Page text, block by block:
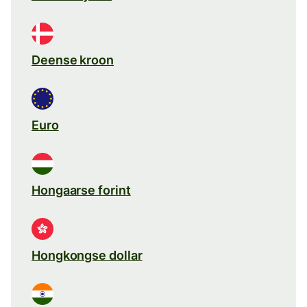
Deense kroon
Euro
Hongaarse forint
Hongkongse dollar